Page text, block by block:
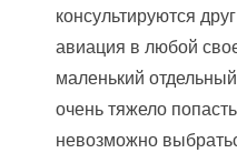
консультируются
авиация в любой
маленький
очень тяжело
невозможно